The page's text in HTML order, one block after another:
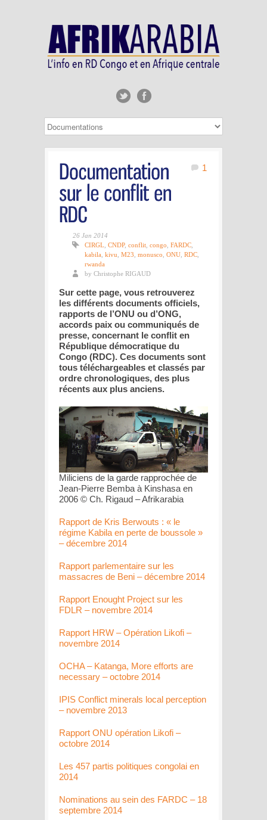
1
26 Jan 2014
CIRGL CNDP, conflit congo FARDC
kabila kivu M23 monusco ONU RDC
rwanda
by Christophe RIGAUD
Sur cette page, vous retrouverez
les différents documents officiels,
rapports de l’ONU ou d’ONG,
accords paix ou communiqués de
presse, concernant le conflit en
République démocratique du
Congo (RDC). Ces documents sont
tous téléchargeables et classés par
ordre chronologiques, des plus
récents aux plus anciens.
Miliciens de la garde rapprochée de
Jean-Pierre Bemba à Kinshasa en
2006 © Ch. Rigaud – Afrikarabia
Rapport de Kris Berwouts : « le
régime Kabila en perte de boussole »
– décembre 2014
Rapport parlementaire sur les
massacres de Beni – décembre 2014
Rapport Enought Project sur les
FDLR – novembre 2014
Rapport HRW – Opération Likofi –
novembre 2014
OCHA – Katanga, More efforts are
necessary – octobre 2014
IPIS Conflict minerals local perception
– novembre 2013
Rapport ONU opération Likofi –
octobre 2014
Les 457 partis politiques congolai en
2014
Nominations au sein des FARDC – 18
septembre 2014